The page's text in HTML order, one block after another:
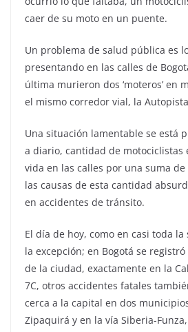
caer de su moto en un puente.
Un problema de salud pública es
presentando en las calles de
última murieron dos ‘moteros’ en
el mismo corredor vial, la
Una situación lamentable se está
a diario, cantidad de motociclistas
vida en las calles por una suma
las causas de esta cantidad
en accidentes de tránsito.
El día de hoy, como en casi toda
la excepción; en Bogotá se
de la ciudad, exactamente en la
7C, otros accidentes fatales
cerca a la capital en dos
Zipaquirá y en la vía Siberia-